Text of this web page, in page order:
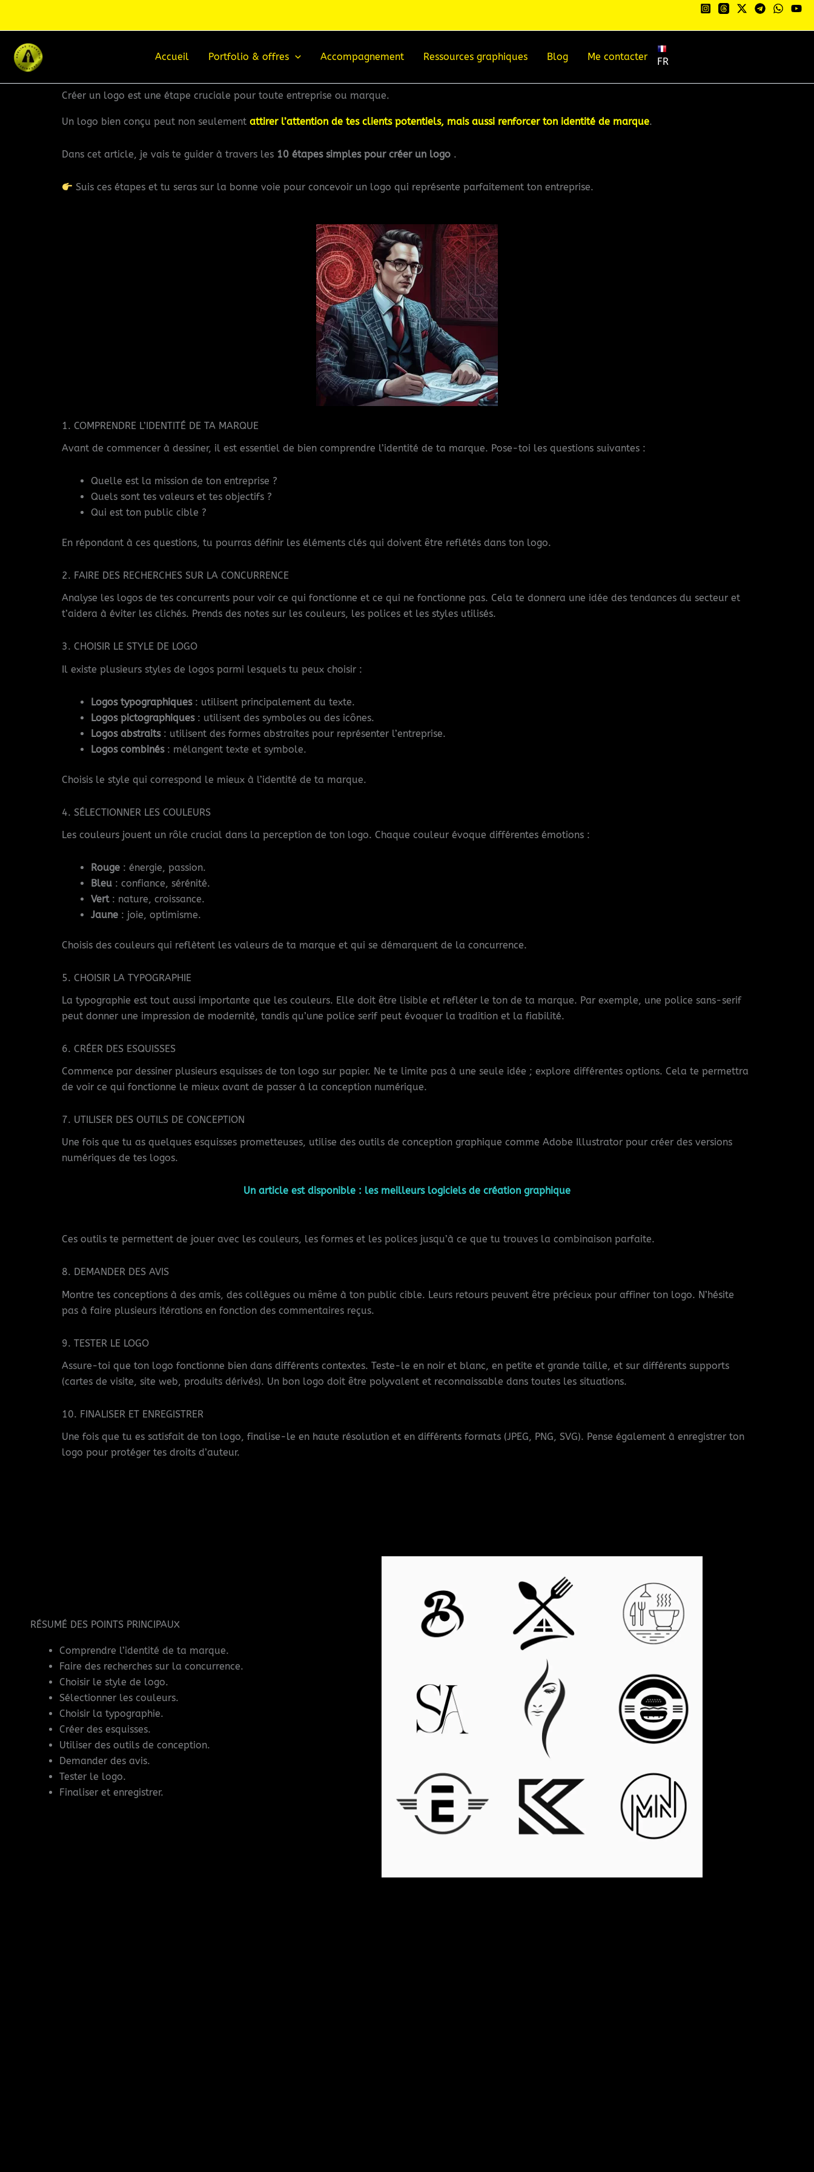
Accueil
Portfolio & offres Accompagnement Ressources graphiques Blog Me contacter FR
Créer un logo est une étape cruciale pour toute entreprise ou marque.
Un logo bien conçu peut non seulement attirer l’attention de tes clients potentiels, mais aussi renforcer ton identité de marque.
Dans cet article, je vais te guider à travers les 10 étapes simples pour créer un logo .
Suis ces étapes et tu seras sur la bonne voie pour concevoir un logo qui représente parfaitement ton entreprise.
1. COMPRENDRE L’IDENTITÉ DE TA MARQUE
Avant de commencer à dessiner, il est essentiel de bien comprendre l’identité de ta marque. Pose-toi les questions suivantes :
Quelle est la mission de ton entreprise ?
Quels sont tes valeurs et tes objectifs ?
Qui est ton public cible ?
En répondant à ces questions, tu pourras définir les éléments clés qui doivent être reflétés dans ton logo.
2. FAIRE DES RECHERCHES SUR LA CONCURRENCE
Analyse les logos de tes concurrents pour voir ce qui fonctionne et ce qui ne fonctionne pas. Cela te donnera une idée des tendances du secteur et
t’aidera à éviter les clichés. Prends des notes sur les couleurs, les polices et les styles utilisés.
3. CHOISIR LE STYLE DE LOGO
Il existe plusieurs styles de logos parmi lesquels tu peux choisir :
Logos typographiques: utilisent principalement du texte.
Logos pictographiques: utilisent des symboles ou des icônes.
Logos abstraits: utilisent des formes abstraites pour représenter l’entreprise.
Logos combinés: mélangent texte et symbole.
Choisis le style qui correspond le mieux à l’identité de ta marque.
4. SÉLECTIONNER LES COULEURS
Les couleurs jouent un rôle crucial dans la perception de ton logo. Chaque couleur évoque différentes émotions :
Rouge : énergie, passion.
Bleu : confiance, sérénité.
Vert: nature, croissance.
Jaune : joie, optimisme.
Choisis des couleurs qui reflètent les valeurs de ta marque et qui se démarquent de la concurrence.
5. CHOISIR LA TYPOGRAPHIE
La typographie est tout aussi importante que les couleurs. Elle doit être lisible et refléter le ton de ta marque. Par exemple, une police sans-serif
peut donner une impression de modernité, tandis qu’une police serif peut évoquer la tradition et la fiabilité.
6. CRÉER DES ESQUISSES
Commence par dessiner plusieurs esquisses de ton logo sur papier. Ne te limite pas à une seule idée ; explore différentes options. Cela te permettra
de voir ce qui fonctionne le mieux avant de passer à la conception numérique.
7. UTILISER DES OUTILS DE CONCEPTION
Une fois que tu as quelques esquisses prometteuses, utilise des outils de conception graphique comme Adobe Illustrator pour créer des versions
numériques de tes logos.
Un article est disponible : les meilleurs logiciels de création graphique
Ces outils te permettent de jouer avec les couleurs, les formes et les polices jusqu’à ce que tu trouves la combinaison parfaite.
8. DEMANDER DES AVIS
Montre tes conceptions à des amis, des collègues ou même à ton public cible. Leurs retours peuvent être précieux pour affiner ton logo. N’hésite
pas à faire plusieurs itérations en fonction des commentaires reçus.
9. TESTER LE LOGO
Assure-toi que ton logo fonctionne bien dans différents contextes. Teste-le en noir et blanc, en petite et grande taille, et sur différents supports
(cartes de visite, site web, produits dérivés). Un bon logo doit être polyvalent et reconnaissable dans toutes les situations.
10. FINALISER ET ENREGISTRER
Une fois que tu es satisfait de ton logo, finalise-le en haute résolution et en différents formats (JPEG, PNG, SVG). Pense également à enregistrer ton
logo pour protéger tes droits d’auteur.
RÉSUMÉ DES POINTS PRINCIPAUX
Comprendre l’identité de ta marque.
Faire des recherches sur la concurrence.
Choisir le style de logo.
Sélectionner les couleurs.
Choisir la typographie.
Créer des esquisses.
Utiliser des outils de conception.
Demander des avis.
Tester le logo.
Finaliser et enregistrer.